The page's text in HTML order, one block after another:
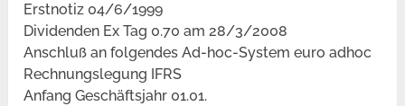
Erstnotiz 04/6/1999
Dividenden Ex Tag 0.70 am 28/3/2008
Anschluß an folgendes Ad-hoc-System euro adhoc
Rechnungslegung IFRS
Anfang Geschäftsjahr 01.01.